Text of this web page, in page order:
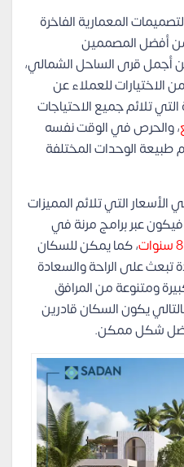
المعمارية الفاخرة
أفضل المصممين
أجمل قرى الساحل الشمالي،
الاختيارات للعملاء عن
تلائم جميع الاحتياجات
، والحرص في الوقت نفسه
طبيعة الوحدات المختلفة
التي تلائم المميزات
فيكون عبر برامج مرنة في
8 سنوات
، كما يمكن للسكان
تبعث على الراحة والسعادة
ومتنوعة من المرافق
يكون السكان قادرين
شكل ممكن.